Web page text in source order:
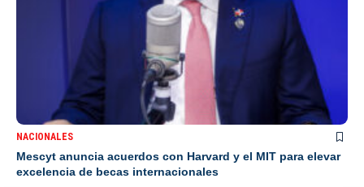
NACIONALES
Mescyt anuncia acuerdos con Harvard y el MIT para elevar
excelencia de becas internacionales